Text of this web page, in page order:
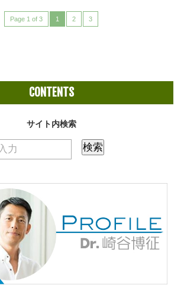
Page 1 of 3 1 2 3
CONTENTS
サイト内検索